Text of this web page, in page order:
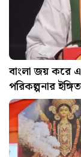
বাংলা জয় করে
পরিকল্পনার